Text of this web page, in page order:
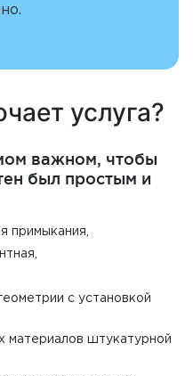
услуга?
важном, чтобы
был простым и
примыкания,
с установкой
материалов штукатурной